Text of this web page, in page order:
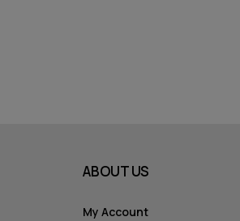
ABOUT US
My Account